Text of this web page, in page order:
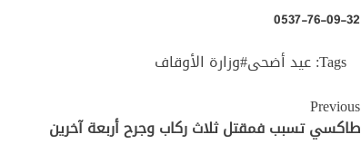
0537-76-09-32
Tags: عيد أضحى#وزارة الأوقاف
Continue
Reading
Previous
طاكسي تسبب فمقتل ثلاث ركاب وجرح أربعة آخرين